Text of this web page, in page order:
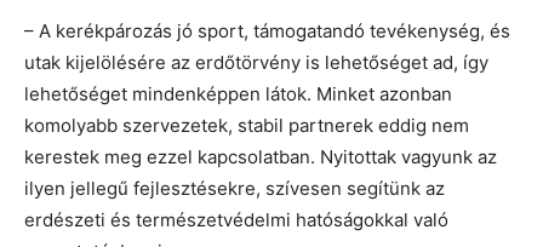
– A kerékpározás jó sport, támogatandó tevékenység, és
utak kijelölésére az erdőtörvény is lehetőséget ad, így
lehetőséget mindenképpen látok. Minket azonban
komolyabb szervezetek, stabil partnerek eddig nem
kerestek meg ezzel kapcsolatban. Nyitottak vagyunk az
ilyen jellegű fejlesztésekre, szívesen segítünk az
erdészeti és természetvédelmi hatóságokkal való